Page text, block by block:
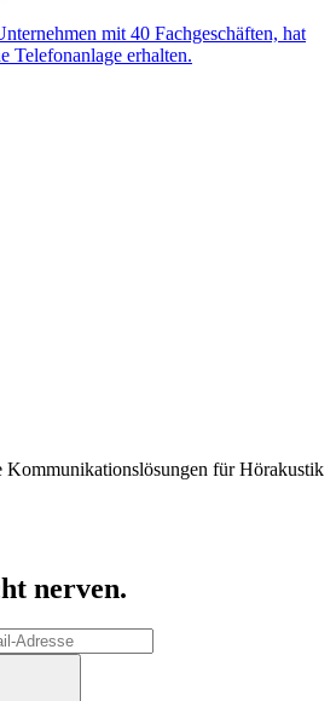
mit 40 Fachgeschäften, hat
Telefonanlage erhalten.
Kommunikationslösungen für Hörakustik
nerven.